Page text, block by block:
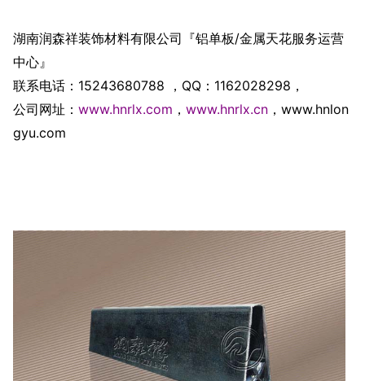
湖南润森祥装饰材料有限公司『铝单板/金属天花服务运营
中心』
联系电话： 15243680788 ， QQ ： 1162028298 ，
公司网址： www.hnrlx.com ， www.hnrlx.cn ， www.hnlon
gyu.com